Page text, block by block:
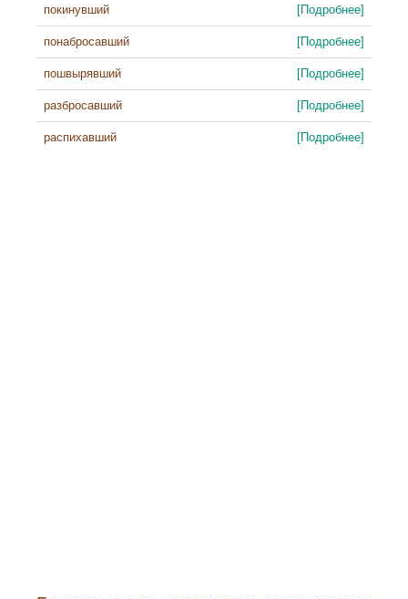
покинувший [Подробнее]
понабросавший [Подробнее]
пошвырявший [Подробнее]
разбросавший [Подробнее]
распихавший [Подробнее]